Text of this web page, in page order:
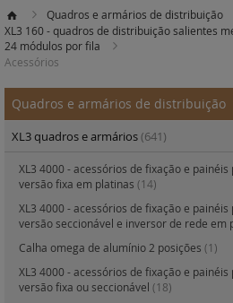
Quadros e armários de distribuição
XL3 160 - quadros de distribuição salientes
24 módulos por fila
Acessórios
Quadros e armários de distribuição
XL3 quadros e armários(641)
XL3 4000 - acessórios de fixação e
versão fixa em platinas (14)
XL3 4000 - acessórios de fixação e
versão seccionável e inversor de rede em
Calha omega de alumínio 2 posições (1)
XL3 4000 - acessórios de fixação e
versão fixa ou seccionável (18)